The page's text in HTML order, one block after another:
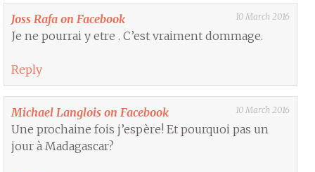
Joss Rafa on Facebook 10 March 2016
Je ne pourrai y etre . C’est vraiment dommage.
Reply
Michael Langlois on Facebook 10 March 2016
Une prochaine fois j’espère! Et pourquoi pas un
jour à Madagascar?